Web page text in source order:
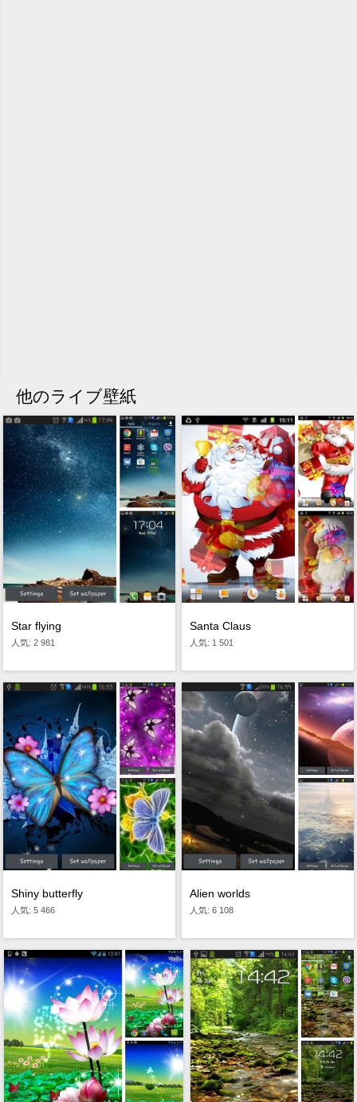
他のライブ壁紙
Star flying
人気: 2 981
Santa Claus
人気: 1 501
Shiny butterfly
人気: 5 466
Alien worlds
人気: 6 108